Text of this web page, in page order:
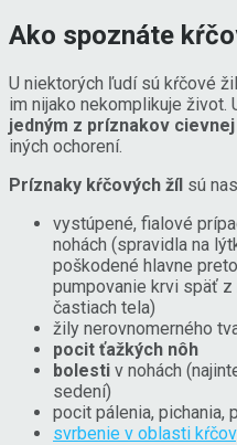
Ako spoznáte
U niektorých ľudí sú kŕčové
im nijako nekomplikuje život.
jedným z príznakov
iných ochorení.
Príznaky kŕčových žíl sú
vystúpené, fialové
nohách (spravidla na
poškodené hlavne
pumpovanie krvi späť z
častiach tela)
žily nerovnomerného
pocit ťažkých nôh
bolesti v nohách
sedení)
pocit pálenia, pichania,
svrbenie v oblasti